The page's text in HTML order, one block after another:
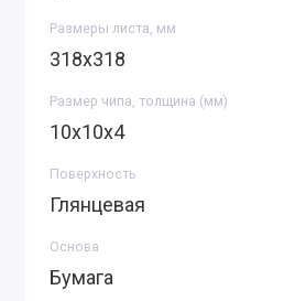
Размеры листа, мм
318х318
Размер чипа, толщина (мм)
10х10х4
Поверхность
Глянцевая
Основа
Бумага